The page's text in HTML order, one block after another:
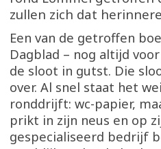
zullen zich dat
Een van de getroffen
Dagblad – nog altijd
de sloot in gutst. Die
over. Al snel staat het
ronddrijft: wc-papier,
prikt in zijn neus en op
gespecialiseerd bedrijf